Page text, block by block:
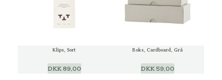
Klips, Sort
DKK 89,00
Boks, Cardboard, Grå
DKK 59,00